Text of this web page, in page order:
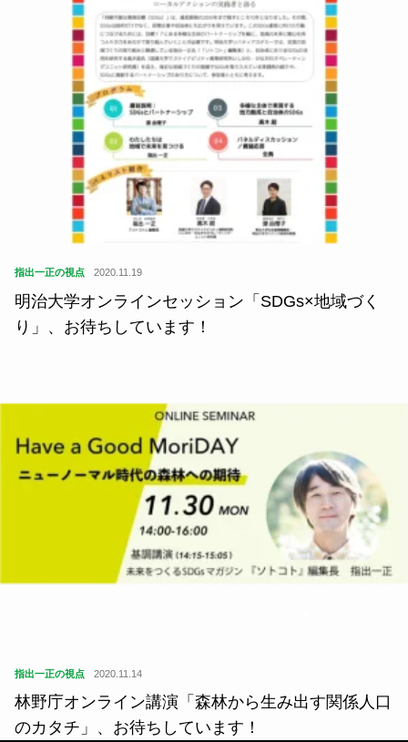
指出一正の視点 2020.11.19
明治大学オンラインセッション「SDGs×地域づく
り」、お待ちしています！
指出一正の視点 2020.11.14
林野庁オンライン講演「森林から生み出す関係人口
のカタチ」、お待ちしています！